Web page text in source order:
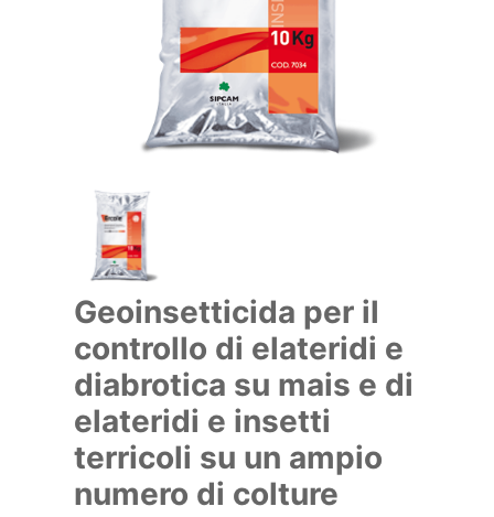
Geoinsetticida per il
controllo di elateridi e
diabrotica su mais e di
elateridi e insetti
terricoli su un ampio
numero di colture